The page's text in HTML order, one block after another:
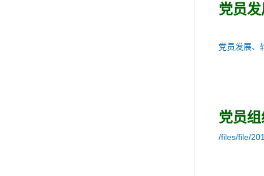
党员
党员发展、
党员
/files/file/